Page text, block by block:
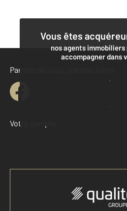
Vous êtes
nos agents
accompagner dans
Contacter
Demander une
Parlons de vous, parlons biens
Votre compte :
Accéder à mon